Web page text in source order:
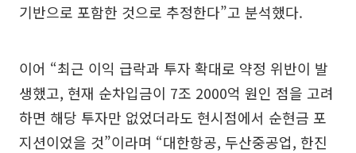
기반으로 포함한 것으로 추정한다”고 분석했다.
이어 “최근 이익 급락과 투자 확대로 약정 위반이 발
생했고, 현재 순차입금이 7조 2000억 원인 점을 고려
하면 해당 투자만 없었더라도 현시점에서 순현금 포
지션이었을 것”이라며 “대한항공, 두산중공업, 한진